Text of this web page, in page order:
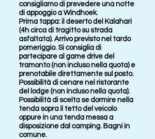
consigliamo di prevedere una notte
di appoggio a Windhoek.
Prima tappa: il deserto del Kalahari
(4h circa di tragitto su strada
asfaltata). Arrivo previsto nel tardo
pomeriggio. Si consiglia di
partecipare al game drive del
tramonto (non incluso nella quota) e
prenotabile direttamente sul posto.
Possibilità di cenare nel ristorante
del lodge (non incluso nella quota).
Possibilità di scelta se dormire nella
tenda sopra il tetto del veicolo
oppure in una tenda messa a
disposizione dal camping. Bagni in
comune.